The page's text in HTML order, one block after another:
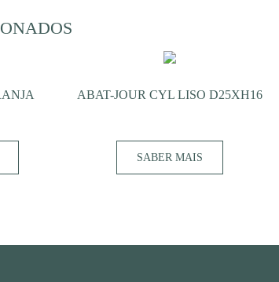
ABAT-JOUR CYL LISO D25XH16
SABER MAIS